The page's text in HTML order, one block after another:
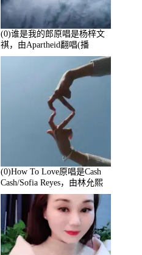
(0)谁是我的郎原唱是杨梓文
祺，由Apartheid翻唱(播
放:94178)
(0)How To Love原唱是Cash
Cash/Sofia Reyes，由林允熙
翻唱(播放:84447)